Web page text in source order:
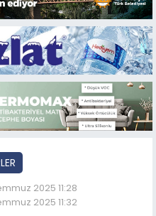
2025 11:28
2025 11:32